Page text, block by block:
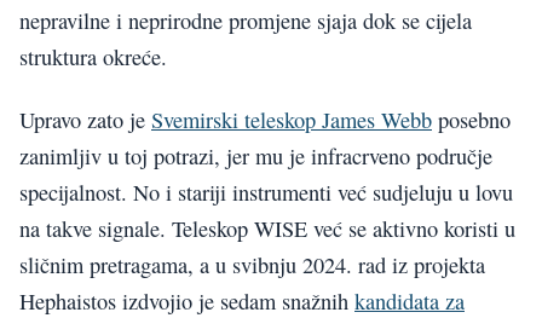
nepravilne i neprirodne promjene sjaja dok se cijela
struktura okreće.
Upravo zato je Svemirski teleskop James Webb posebno
zanimljiv u toj potrazi, jer mu je infracrveno područje
specijalnost. No i stariji instrumenti već sudjeluju u lovu
na takve signale. Teleskop WISE već se aktivno koristi u
sličnim pretragama, a u svibnju 2024. rad iz projekta
Hephaistos izdvojio je sedam snažnih kandidata za